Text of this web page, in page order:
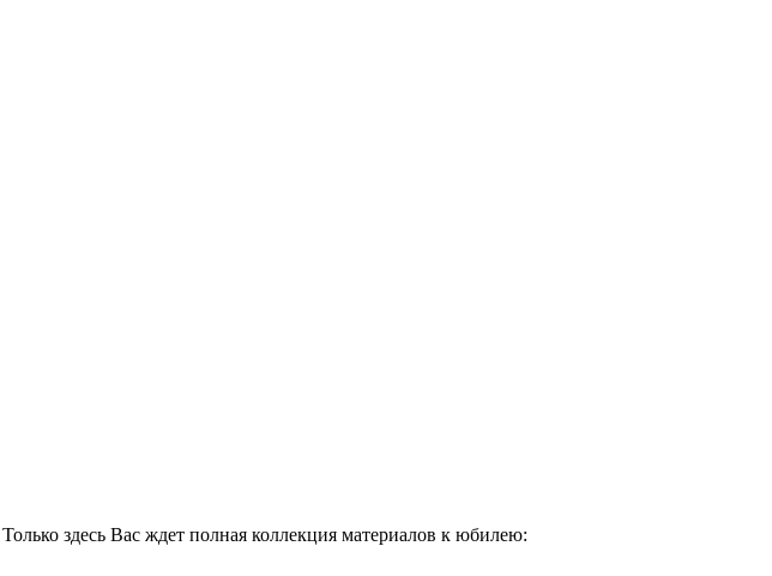
здесь Вас ждет полная коллекция материалов к юбилею: